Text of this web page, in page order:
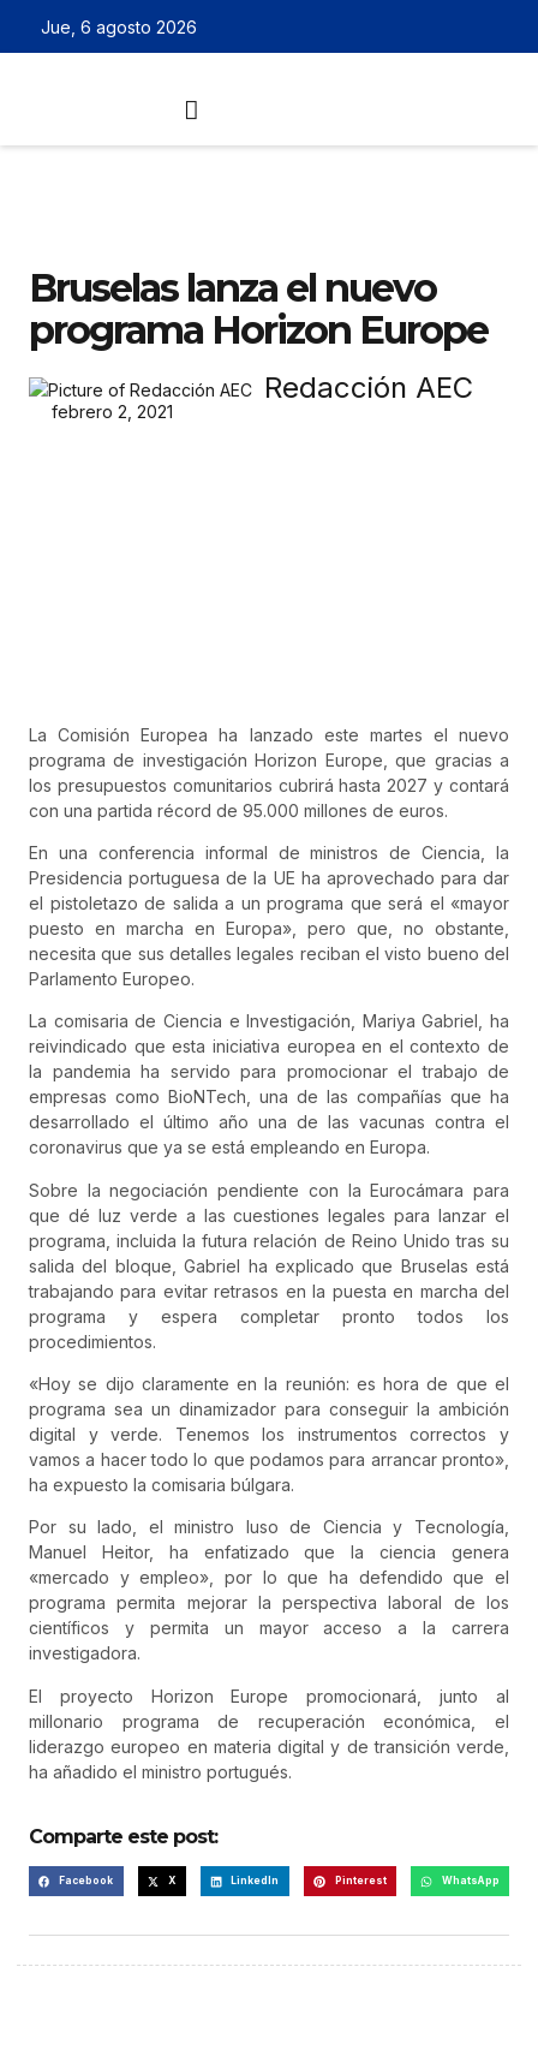
Jue, 6 agosto 2026
Bruselas lanza el nuevo
programa Horizon Europe
Redacción AEC
febrero 2, 2021
La Comisión Europea ha lanzado este martes el nuevo
programa de investigación Horizon Europe, que gracias a
los presupuestos comunitarios cubrirá hasta 2027 y contará
con una partida récord de 95.000 millones de euros.
En una conferencia informal de ministros de Ciencia, la
Presidencia portuguesa de la UE ha aprovechado para dar
el pistoletazo de salida a un programa que será el «mayor
puesto en marcha en Europa», pero que, no obstante,
necesita que sus detalles legales reciban el visto bueno del
Parlamento Europeo.
La comisaria de Ciencia e Investigación, Mariya Gabriel, ha
reivindicado que esta iniciativa europea en el contexto de
la pandemia ha servido para promocionar el trabajo de
empresas como BioNTech, una de las compañías que ha
desarrollado el último año una de las vacunas contra el
coronavirus que ya se está empleando en Europa.
Sobre la negociación pendiente con la Eurocámara para
que dé luz verde a las cuestiones legales para lanzar el
programa, incluida la futura relación de Reino Unido tras su
salida del bloque, Gabriel ha explicado que Bruselas está
trabajando para evitar retrasos en la puesta en marcha del
programa y espera completar pronto todos los
procedimientos.
«Hoy se dijo claramente en la reunión: es hora de que el
programa sea un dinamizador para conseguir la ambición
digital y verde. Tenemos los instrumentos correctos y
vamos a hacer todo lo que podamos para arrancar pronto»,
ha expuesto la comisaria búlgara.
Por su lado, el ministro luso de Ciencia y Tecnología,
Manuel Heitor, ha enfatizado que la ciencia genera
«mercado y empleo», por lo que ha defendido que el
programa permita mejorar la perspectiva laboral de los
científicos y permita un mayor acceso a la carrera
investigadora.
El proyecto Horizon Europe promocionará, junto al
millonario programa de recuperación económica, el
liderazgo europeo en materia digital y de transición verde,
ha añadido el ministro portugués.
Comparte este post:
Facebook X LinkedIn Pinterest WhatsApp